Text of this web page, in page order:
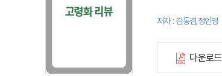
저자 : 김동겸,정인영
다운로드